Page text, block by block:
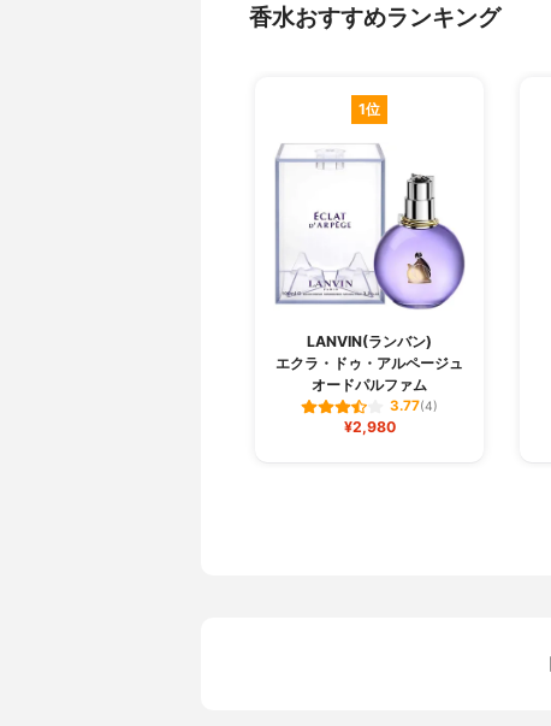
香水おすすめランキング
1位
LANVIN(ランバン)
エクラ・ドゥ・アルページュ
オードパルファム
3.77(4)
¥2,980